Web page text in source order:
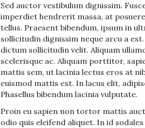
Sed auctor vestibulum dignissim.
imperdiet hendrerit massa, at
tellus. Praesent bibendum, ipsum in
sollicitudin dignissim neque arcu a
dictum sollicitudin velit. Aliquam
scelerisque ac. Aliquam porttitor,
mattis sem, ut lacinia lectus eros at
euismod mattis est. In lacus elit,
Phasellus bibendum lacinia vulputate.
Proin eu sapien non tortor mattis
odio quis eleifend aliquet. In id